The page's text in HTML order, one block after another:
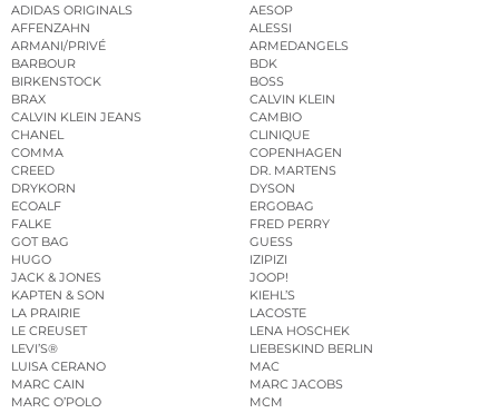
ADIDAS ORIGINALS
AESOP
AFFENZAHN
ALESSI
ARMANI/PRIVÉ
ARMEDANGELS
BARBOUR
BDK
BIRKENSTOCK
BOSS
BRAX
CALVIN KLEIN
CALVIN KLEIN JEANS
CAMBIO
CHANEL
CLINIQUE
COMMA
COPENHAGEN
CREED
DR. MARTENS
DRYKORN
DYSON
ECOALF
ERGOBAG
FALKE
FRED PERRY
GOT BAG
GUESS
HUGO
IZIPIZI
JACK & JONES
JOOP!
KAPTEN & SON
KIEHL’S
LA PRAIRIE
LACOSTE
LE CREUSET
LENA HOSCHEK
LEVI’S®
LIEBESKIND BERLIN
LUISA CERANO
MAC
MARC CAIN
MARC JACOBS
MARC O’POLO
MCM